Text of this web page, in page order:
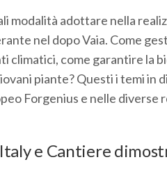
modalità adottare nella
nel dopo Vaia. Come
climatici, come garantire la
piante? Questi i temi in
Forgenius e nelle diverse
e Cantiere